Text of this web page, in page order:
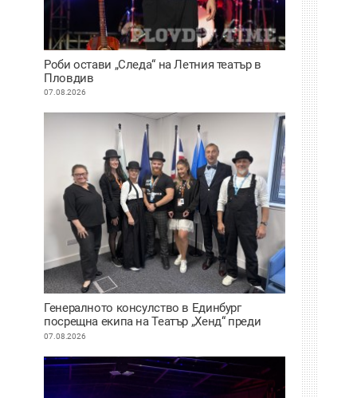
Роби остави „Следа“ на Летния театър в
Пловдив
07.08.2026
Генералното консулство в Единбург
посрещна екипа на Театър „Хенд“ преди
историческия им дебют на световния
07.08.2026